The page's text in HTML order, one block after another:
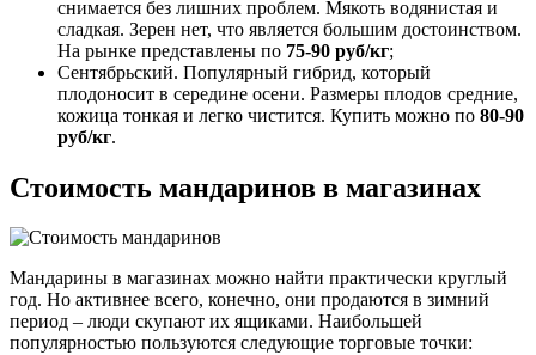
снимается без лишних проблем. Мякоть водянистая и
сладкая. Зерен нет, что является большим достоинством.
На рынке представлены по 75-90 руб/кг;
Сентябрьский. Популярный гибрид, который
плодоносит в середине осени. Размеры плодов средние,
кожица тонкая и легко чистится. Купить можно по 80-90
руб/кг.
Стоимость мандаринов в магазинах
Мандарины в магазинах можно найти практически круглый
год. Но активнее всего, конечно, они продаются в зимний
период – люди скупают их ящиками. Наибольшей
популярностью пользуются следующие торговые точки: